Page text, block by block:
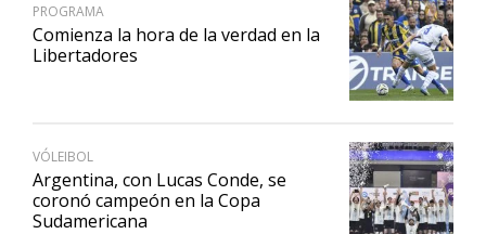
PROGRAMA
Comienza la hora de la verdad en la
Libertadores
VÓLEIBOL
Argentina, con Lucas Conde, se
coronó campeón en la Copa
Sudamericana